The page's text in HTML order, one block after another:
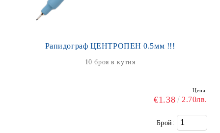
Рапидограф ЦЕНТРОПЕН 0.5мм !!!
10 броя в кутия
Цена:
€1.38 2.70лв.
Брой: